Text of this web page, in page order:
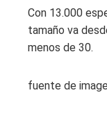
Con 13.000
tamaño va
menos de 30.
fuente de